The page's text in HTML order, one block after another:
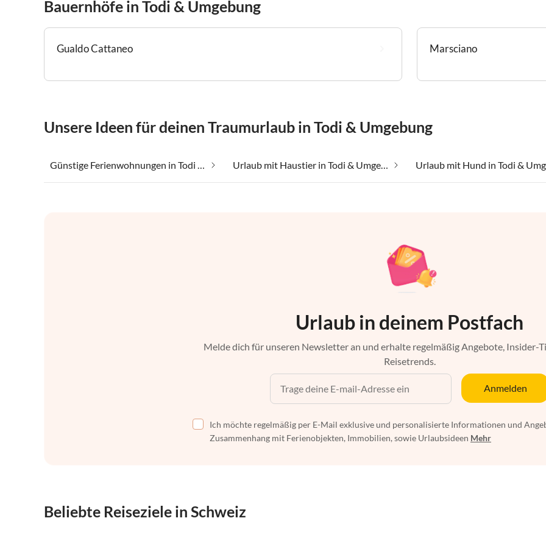
Bauernhöfe in Todi & Umgebung
Gualdo Cattaneo Marsciano
Unsere Ideen für deinen Traumurlaub in Todi & Umgebung
Günstige Ferienwohnungen in Todi & Umgebung Urlaub mit Haustier in Todi & Umgebung
Urlaub in deinem Postfach
Melde dich für unseren Newsletter an und erhalte regelmäßig Angebote, Insider-
Reisetrends.
Anmelden
Ich möchte regelmäßig per E-Mail exklusive und personalisierte Informationen und
Zusammenhang mit Ferienobjekten, Immobilien, sowie Urlaubsideen Mehr
Beliebte Reiseziele in Schweiz